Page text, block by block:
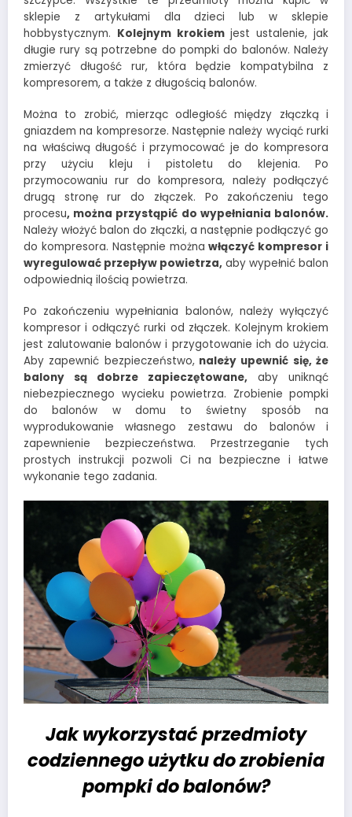
sklepie z artykułami dla dzieci lub w sklepie
hobbystycznym. Kolejnym krokiemjest ustalenie, jak
długie rury są potrzebne do pompki do balonów. Należy
zmierzyć długość rur, która będzie kompatybilna z
kompresorem, a także z długością balonów.
Można to zrobić, mierząc odległość między złączką i
gniazdem na kompresorze. Następnie należy wyciąć rurki
na właściwą długość i przymocować je do kompresora
przy użyciu kleju i pistoletu do klejenia. Po
przymocowaniu rur do kompresora, należy podłączyć
drugą stronę rur do złączek. Po zakończeniu tego
procesu, można przystąpić do wypełniania balonów.
Należy włożyć balon do złączki, a następnie podłączyć go
do kompresora. Następnie możnawłączyć kompresor i
wyregulować przepływ powietrza, aby wypełnić balon
odpowiednią ilością powietrza.
Po zakończeniu wypełniania balonów, należy wyłączyć
kompresor i odłączyć rurki od złączek. Kolejnym krokiem
jest zalutowanie balonów i przygotowanie ich do użycia.
Aby zapewnić bezpieczeństwo,należy upewnić się, że
balony są dobrze zapieczętowane, aby uniknąć
niebezpiecznego wycieku powietrza. Zrobienie pompki
do balonów w domu to świetny sposób na
wyprodukowanie własnego zestawu do balonów i
zapewnienie bezpieczeństwa. Przestrzeganie tych
prostych instrukcji pozwoli Ci na bezpieczne i łatwe
wykonanie tego zadania.
Jak wykorzystać przedmioty
codziennego użytku do zrobienia
pompki do balonów?